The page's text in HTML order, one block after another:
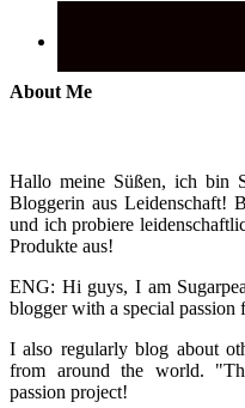
About Me
Hallo meine Süßen, ich bin
Bloggerin aus Leidenschaft!
und ich probiere
Produkte aus!
ENG: Hi guys, I am
blogger with a special passion
I also regularly blog about
from around the world.
passion project!